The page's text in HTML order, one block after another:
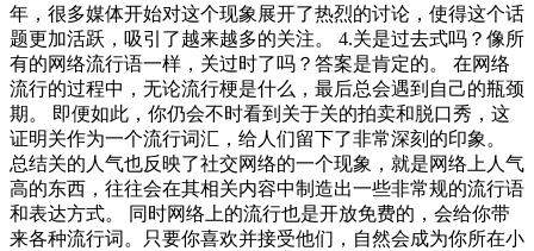
年，很多媒体开始对这个现象展开了热烈的讨论，使得这个话
题更加活跃，吸引了越来越多的关注。 4.关是过去式吗？像所
有的网络流行语一样，关过时了吗？答案是肯定的。 在网络
流行的过程中，无论流行梗是什么，最后总会遇到自己的瓶颈
期。 即便如此，你仍会不时看到关于关的拍卖和脱口秀，这
证明关作为一个流行词汇，给人们留下了非常深刻的印象。
总结关的人气也反映了社交网络的一个现象，就是网络上人气
高的东西，往往会在其相关内容中制造出一些非常规的流行语
和表达方式。 同时网络上的流行也是开放免费的，会给你带
来各种流行词。只要你喜欢并接受他们，自然会成为你所在小